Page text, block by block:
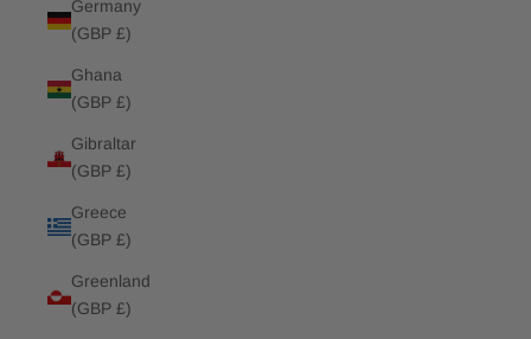
Germany
(GBP £)
Ghana
(GBP £)
Gibraltar
(GBP £)
Greece
(GBP £)
Greenland
(GBP £)